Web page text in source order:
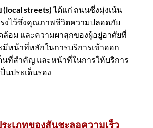
streets)ได้แก่ ถนนซึ่งมุ่งเน้น
รงไว้ซึ่งคุณภาพชีวิตความปลอดภัย
อม และความผาสุกของผู้อยู่อาศัยที่
มีหน้าที่หลักในการบริการเข้าออก
นที่สําคัญ และหน้าที่ในการให้บริการ
นประเด็นรอง
ะเภทของสันชะลอความเร็ว